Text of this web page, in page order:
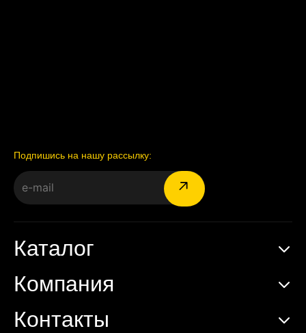
Подпишись на нашу рассылку:
Каталог
Компания
Контакты